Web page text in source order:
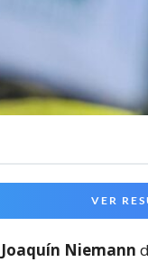
VER
Joaquín Niemann